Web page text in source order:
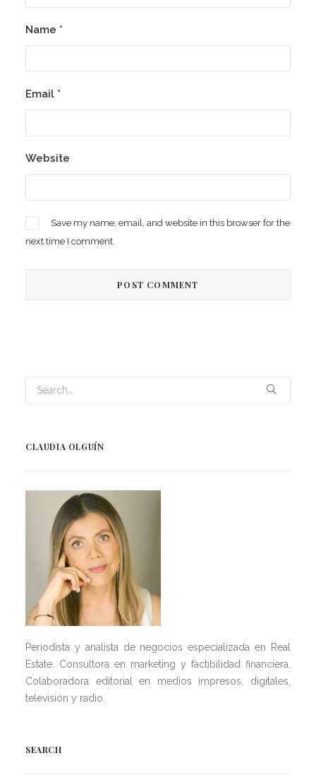
Name *
Email *
Website
Save my name, email, and website in this browser for the
next time I comment.
CLAUDIA OLGUÍN
Periodista y analista de negocios especializada en Real
Estate. Consultora en marketing y factibilidad financiera.
Colaboradora editorial en medios impresos, digitales,
televisión y radio.
SEARCH